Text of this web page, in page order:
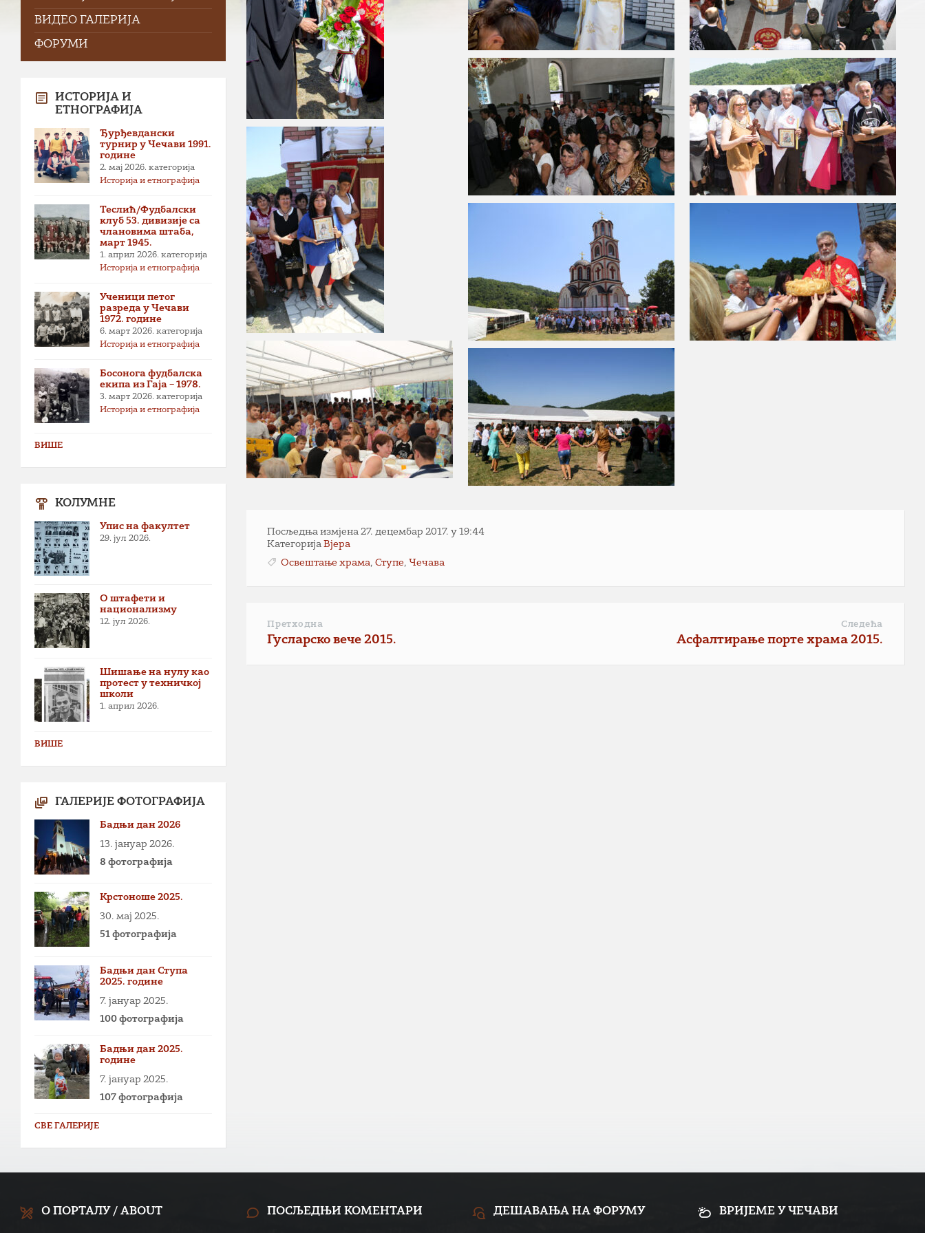
Посљедња измјена 27. децембар 2017. у 19:44
КатегоријаВјера
Освештање храма,Ступе,Чечава
Претходна
Гусларско вече 2015.
Следећа
Асфалтирање порте храма 2015.
ВИДЕО ГАЛЕРИЈА
ФОРУМИ
ИСТОРИЈА И
ЕТНОГРАФИЈА
Ђурђевдански
турнир у Чечави 1991.
године
2. мај 2026. категорија
Историја и етнографија
Теслић/Фудбалски
клуб 53. дивизије са
члановима штаба,
март 1945.
1. април 2026. категорија
Историја и етнографија
Ученици петог
разреда у Чечави
1972. године
6. март 2026. категорија
Историја и етнографија
Босонога фудбалска
екипа из Гаја – 1978.
3. март 2026. категорија
Историја и етнографија
ВИШЕ
КОЛУМНЕ
Упис на факултет
29. јул 2026.
О штафети и
национализму
12. јул 2026.
Шишање на нулу као
протест у техничкој
школи
1. април 2026.
ВИШЕ
ГАЛЕРИЈЕ ФОТОГРАФИЈА
Бадњи дан 2026
13. јануар 2026.
8 фотографија
Крстоноше 2025.
30. мај 2025.
51 фотографија
Бадњи дан Ступа
2025. године
7. јануар 2025.
100 фотографија
Бадњи дан 2025.
године
7. јануар 2025.
107 фотографија
СВЕ ГАЛЕРИЈЕ
О ПОРТАЛУ / ABOUT ПОСЉЕДЊИ КОМЕНТАРИ ДЕШАВАЊА НА ФОРУМУ ВРИЈЕМЕ У ЧЕЧАВИ